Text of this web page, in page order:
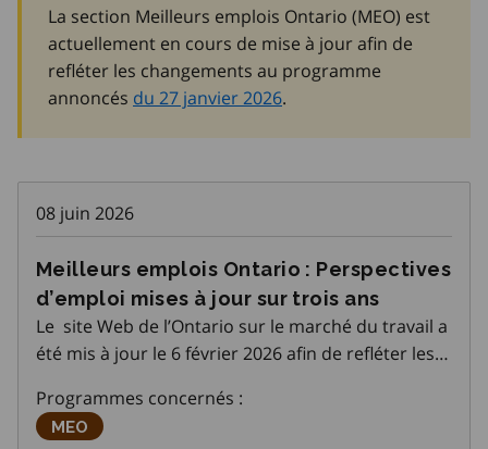
La section Meilleurs emplois Ontario (MEO) est
actuellement en cours de mise à jour afin de
refléter les changements au programme
annoncés du 27 janvier 2026.
08 juin 2026
Meilleurs emplois Ontario : Perspectives
d’emploi mises à jour sur trois ans
Le site Web de l’Ontario sur le marché du travail a
été mis à jour le 6 février 2026 afin de refléter les
de 2025 à 2027. Cette mise à jour signifie que
plusieurs profils de carr
Programmes concernés :
Meilleurs emplois Ontario
MEO